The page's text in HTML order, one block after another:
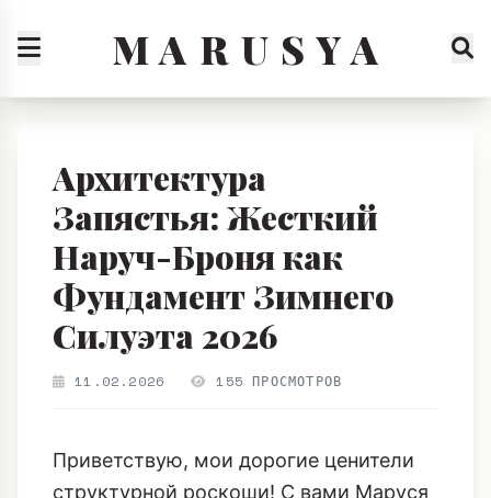
M A R U S Y A
Архитектура
Запястья: Жесткий
Наруч-Броня как
Фундамент Зимнего
Силуэта 2026